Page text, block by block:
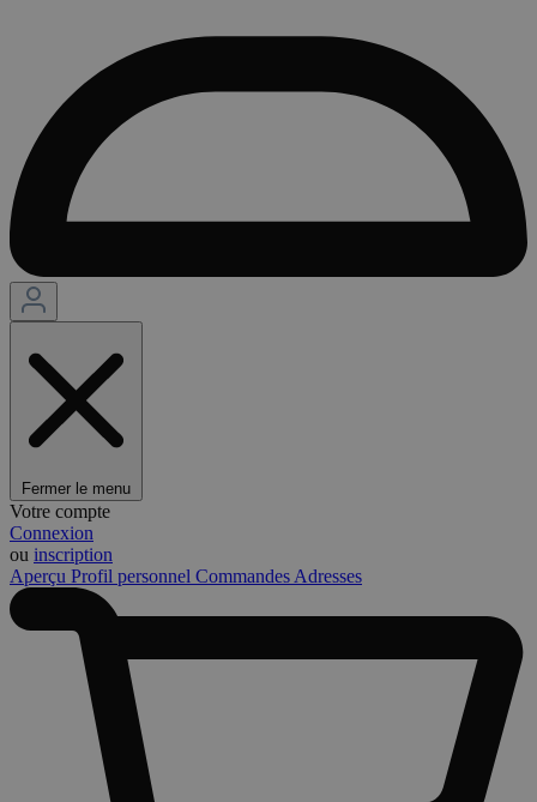
Fermer le menu
Votre compte
Connexion
ou inscription
Aperçu Profil personnel Commandes Adresses